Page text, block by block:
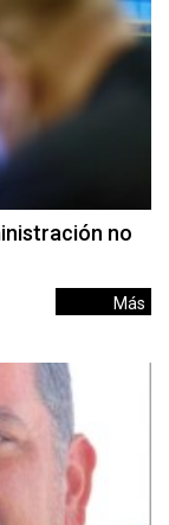
no
Más